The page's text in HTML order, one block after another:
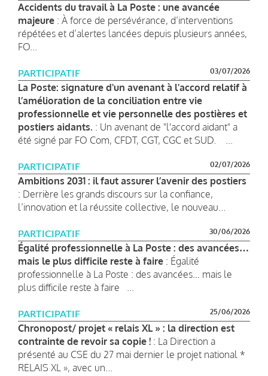
Accidents du travail à La Poste : une avancée
majeure : À force de persévérance, d’interventions
répétées et d’alertes lancées depuis plusieurs années,
FO...
PARTICIPATIF 03/07/2026
La Poste: signature d'un avenant à l'accord relatif à
l’amélioration de la conciliation entre vie
professionnelle et vie personnelle des postières et
postiers aidants. : Un avenant de "l'accord aidant" a
été signé par FO Com, CFDT, CGT, CGC et SUD. ...
PARTICIPATIF 02/07/2026
Ambitions 2031 : il faut assurer l’avenir des postiers
: Derrière les grands discours sur la confiance,
l’innovation et la réussite collective, le nouveau...
PARTICIPATIF 30/06/2026
Égalité professionnelle à La Poste : des avancées…
mais le plus difficile reste à faire : Égalité
professionnelle à La Poste : des avancées… mais le
plus difficile reste à faire ...
PARTICIPATIF 25/06/2026
Chronopost/ projet « relais XL » : la direction est
contrainte de revoir sa copie ! : La Direction a
présenté au CSE du 27 mai dernier le projet national *
RELAIS XL », avec un...